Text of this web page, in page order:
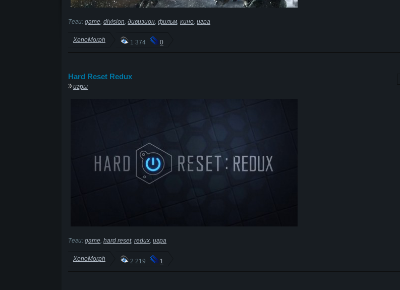
Теги: game division дивизион фильм кино игра
XenoMorph 1 374 0
Hard Reset Redux
игры
Теги: game hard reset, redux игра
XenoMorph 2 219 1